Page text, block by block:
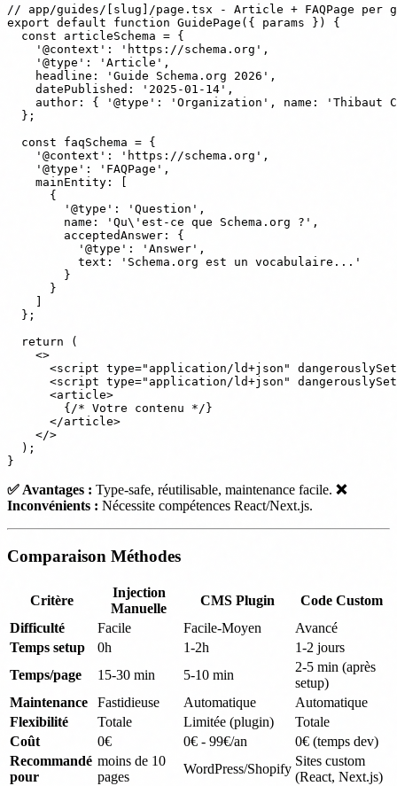
// app/guides/[slug]/page.tsx - Article + FAQPage per
export default function GuidePage({ params }) {
  const articleSchema = {
    '@context': 'https://schema.org',
    '@type': 'Article',
    headline: 'Guide Schema.org 2026',
    datePublished: '2025-01-14',
author: { '@type': 'Organization', name: 'Thibaut
  };
  const faqSchema = {
    '@context': 'https://schema.org',
    '@type': 'FAQPage',
    mainEntity: [
      {
        '@type': 'Question',
        name: 'Qu\'est-ce que Schema.org ?',
        acceptedAnswer: {
          '@type': 'Answer',
          text: 'Schema.org est un vocabulaire...'
        }
      }
  };
  return (
    <>
<script type="application/ld+json"
<script type="application/ld+json"
      <article>
        {/* Votre contenu */}
      </article>
    </>
  );
✅ Avantages : Type-safe, réutilisable, maintenance facile. ❌
Inconvénients : Nécessite compétences React/Next.js.
Comparaison Méthodes
Critère
Injection
Manuelle
CMS Plugin
Code Custom
Difficulté
Facile Facile-Moyen
Avancé
Temps setup
0h 1-2h
1-2 jours
Temps/page
15-30 min 5-10 min
2-5 min (après
setup)
Maintenance
Fastidieuse Automatique
Automatique
Flexibilité
Totale Limitée (plugin)
Totale
Coût
0€ 0€ - 99€/an
0€ (temps dev)
Recommandé
pour
moins de 10
pages
WordPress/Shopify
Sites custom
(React, Next.js)